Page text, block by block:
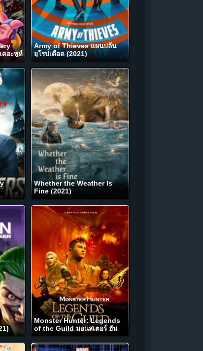
ดอะพูห์
Army of Thieves แผนปล้น
ยุโรปเดือด (2021)
Whether the Weather Is
Fine (2021)
Monster Hunter: Legends
of the Guild มอนสเตอร์ ฮัน
เตอร์: ตำนานสมาคมนักล่า
(2021)